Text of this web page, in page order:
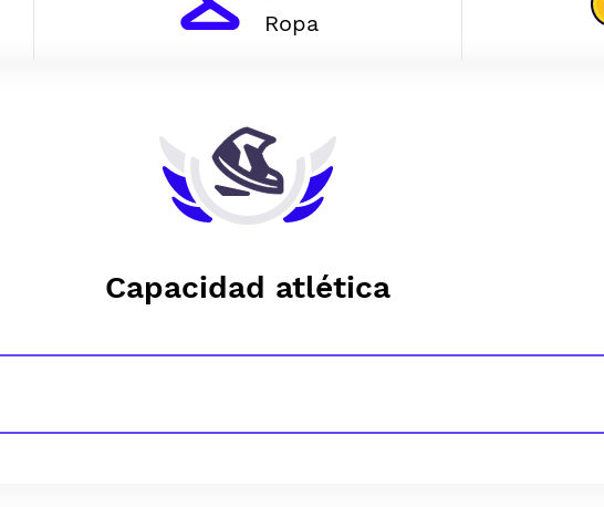
Ropa
Capacidad atlética